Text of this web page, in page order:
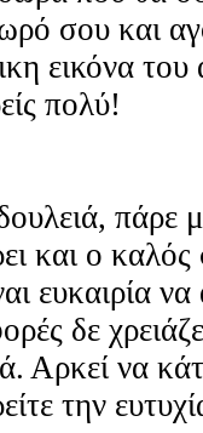
σου και
εικόνα
πολύ!
πάρε
και ο
ευκαιρία
δε
Αρκεί να
την